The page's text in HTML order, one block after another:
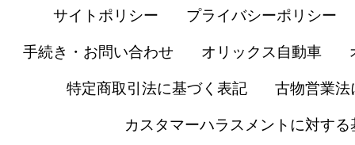
サイトポリシー プライバシーポリシー
手続き・お問い合わせ オリックス自動車
特定商取引法に基づく表記 古物営業法
カスタマーハラスメントに対する